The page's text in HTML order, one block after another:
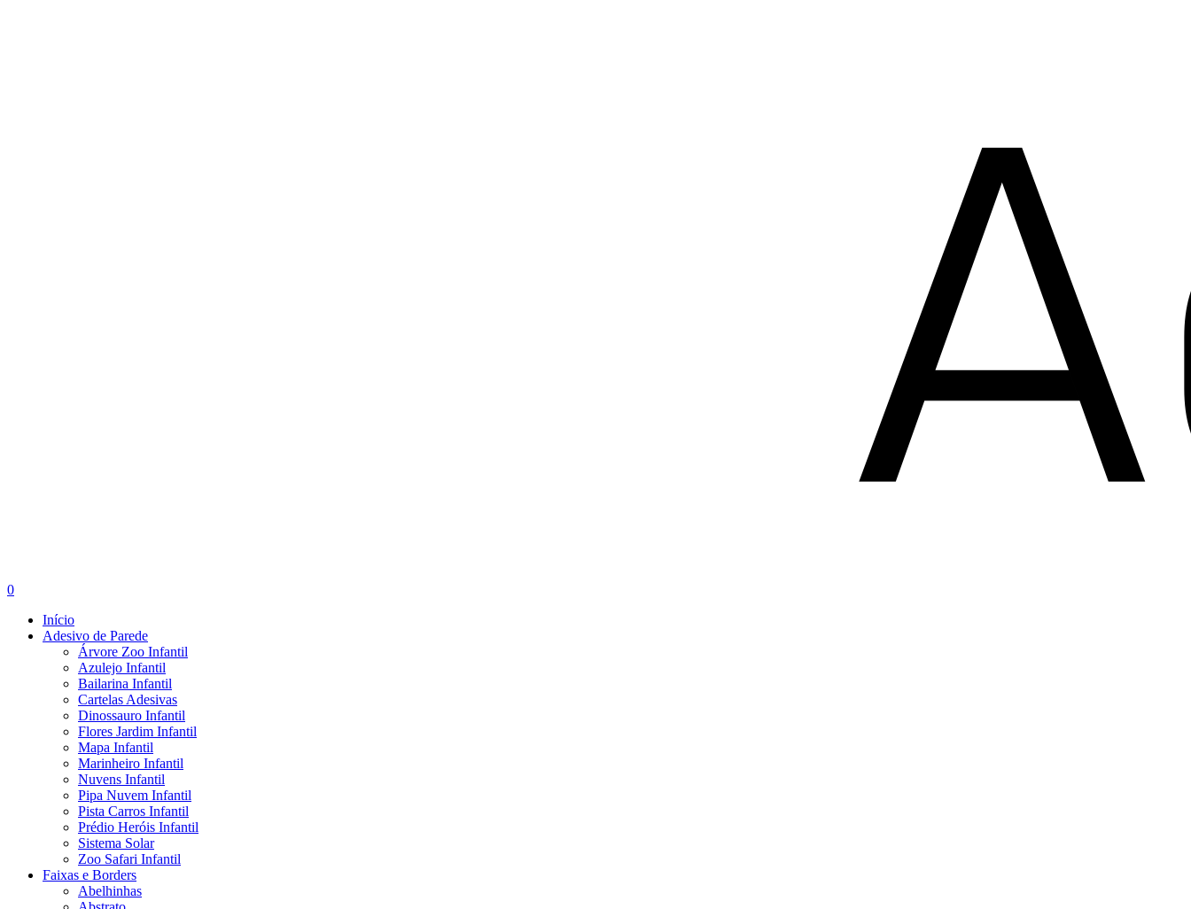
search
account
0
Início
Adesivo de Parede
Árvore Zoo Infantil
Azulejo Infantil
Bailarina Infantil
Cartelas Adesivas
Dinossauro Infantil
Flores Jardim Infantil
Mapa Infantil
Marinheiro Infantil
Nuvens Infantil
Pipa Nuvem Infantil
Pista Carros Infantil
Prédio Heróis Infantil
Sistema Solar
Zoo Safari Infantil
Faixas e Borders
Abelhinhas